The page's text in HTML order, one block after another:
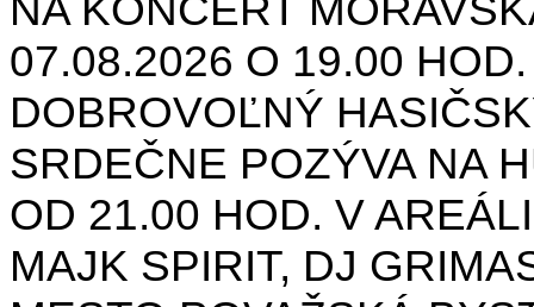
07.08.2026 O 19.00
DOBROVOĽNÝ
SRDEČNE POZÝVA NA
OD 21.00 HOD. V
MAJK SPIRIT, DJ